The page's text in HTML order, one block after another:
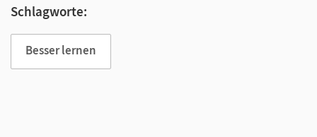
Schlagworte:
Besser lernen